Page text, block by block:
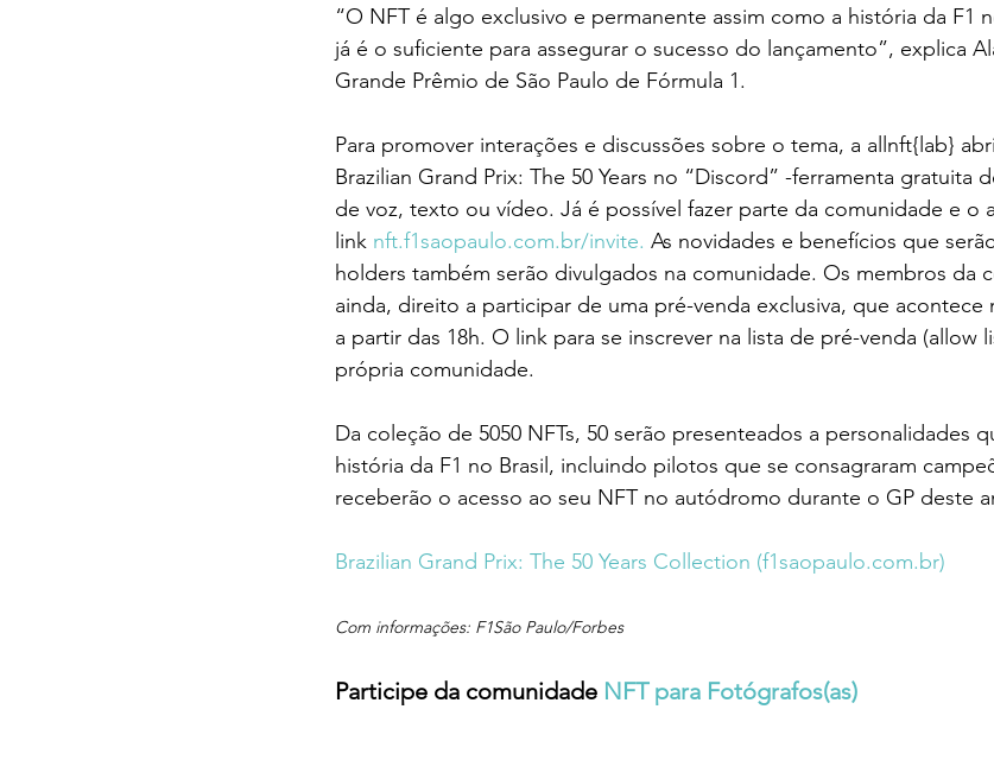
“O NFT é algo exclusivo e permanente assim como a história da F1
já é o suficiente para assegurar o sucesso do lançamento”, explica
Grande Prêmio de São Paulo de Fórmula 1.
Para promover interações e discussões sobre o tema, a allnft{lab}
Brazilian Grand Prix: The 50 Years no “Discord” -ferramenta gratuita
de voz, texto ou vídeo. Já é possível fazer parte da comunidade e o
link nft.f1saopaulo.com.br/invite. As novidades e benefícios que
holders também serão divulgados na comunidade. Os membros da
ainda, direito a participar de uma pré-venda exclusiva, que
a partir das 18h. O link para se inscrever na lista de pré-venda (allow
própria comunidade.
Da coleção de 5050 NFTs, 50 serão presenteados a personalidades
história da F1 no Brasil, incluindo pilotos que se consagraram
receberão o acesso ao seu NFT no autódromo durante o GP deste
Brazilian Grand Prix: The 50 Years Collection (f1saopaulo.com.br)
Com informações: F1São Paulo/Forbes
Participe da comunidade NFT para Fotógrafos(as)